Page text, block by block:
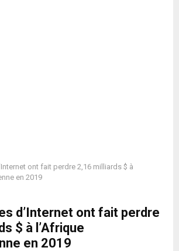
ont fait perdre 2,16 milliards $ à
en 2019
d’Internet ont fait perdre
$ à l’Afrique
en 2019